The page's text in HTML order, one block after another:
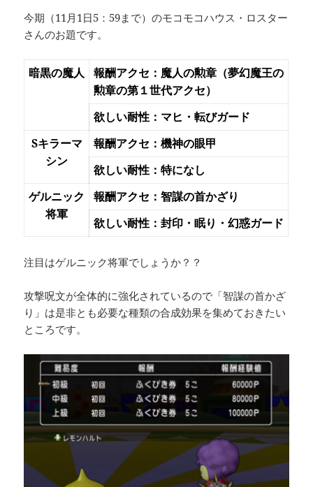
今期（11月1日5：59まで）のモコモコハウス・ロスター
さんのお題です。
暗黒の魔人
報酬アクセ：魔人の勲章（夢幻魔王の
勲章の第１世代アクセ）
欲しい耐性：マヒ・転びガード
Sキラーマ
シン
報酬アクセ：機神の眼甲
欲しい耐性：特になし
ゲルニック
将軍
報酬アクセ：智謀の首かざり
欲しい耐性：封印・眠り・幻惑ガード
注目はゲルニック将軍でしょうか？？
攻撃呪文が全体的に強化されているので「智謀の首かざ
り」は是非とも必要な種類の合成効果を集めておきたい
ところです。